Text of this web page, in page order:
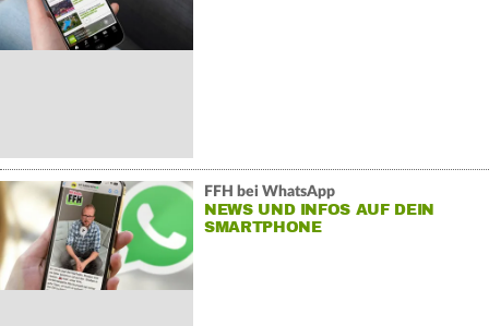
FFH bei WhatsApp
NEWS UND INFOS AUF DEIN
SMARTPHONE